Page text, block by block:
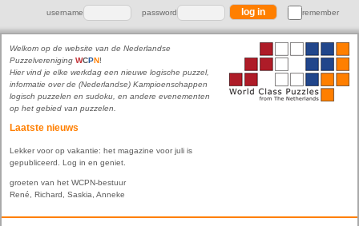
username password remember
Welkom op de website van de Nederlandse
Puzzelvereniging WCPN!
Hier vind je elke werkdag een nieuwe logische puzzel,
informatie over de (Nederlandse) Kampioenschappen
logisch puzzelen en sudoku, en andere evenementen
op het gebied van puzzelen.
Laatste nieuws
Lekker voor op vakantie: het magazine voor juli is
gepubliceerd. Log in en geniet.
groeten van het WCPN-bestuur
René, Richard, Saskia, Anneke